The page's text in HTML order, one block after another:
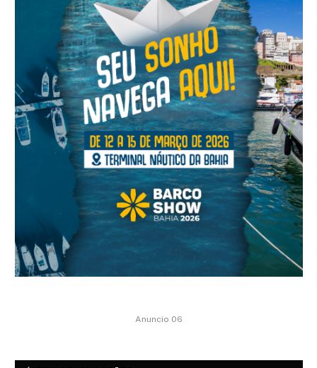
Anuncio 06